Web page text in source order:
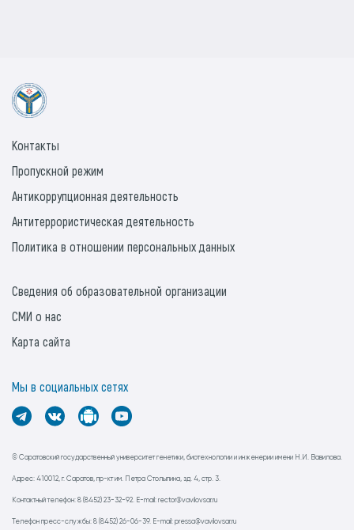
© Саратовский государственный университет генетики, биотехнологии и инженерии имени Н.И. Вавилова.
Адрес: 410012, г. Саратов, пр-кт им. Петра Столыпина, зд. 4, стр. 3.
Контактный телефон: 8 (8452) 23-32-92. E-mail: rector@vavilovsar.ru
Телефон пресс-службы: 8 (8452) 26-06-39. E-mail: pressa@vavilovsar.ru
Контакты
Пропускной режим
Антикоррупционная деятельность
Антитеррористическая деятельность
Политика в отношении персональных данных
Сведения об образовательной организации
СМИ о нас
Карта сайта
Мы в социальных сетях